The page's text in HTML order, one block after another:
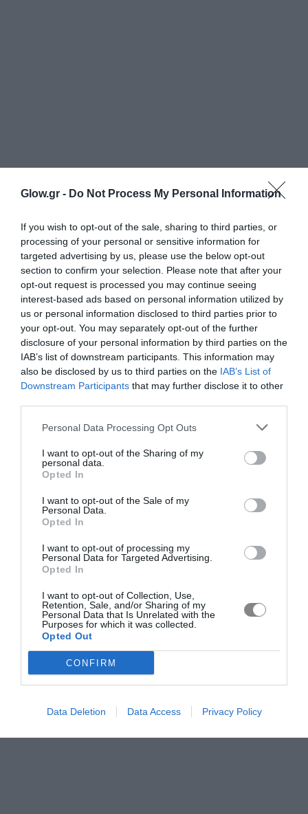
Glow.gr - Do Not Process My Personal Information
If you wish to opt-out of the sale, sharing to third parties, or
processing of your personal or sensitive information for
targeted advertising by us, please use the below opt-out
section to confirm your selection. Please note that after your
opt-out request is processed you may continue seeing
interest-based ads based on personal information utilized by
us or personal information disclosed to third parties prior to
your opt-out. You may separately opt-out of the further
disclosure of your personal information by third parties on the
IAB’s list of downstream participants. This information may
also be disclosed by us to third parties on the IAB’s List of
Downstream Participants that may further disclose it to other
Personal Data Processing Opt Outs
I want to opt-out of the Sharing of my
personal data.
Opted In
I want to opt-out of the Sale of my
Personal Data.
Opted In
I want to opt-out of processing my
Personal Data for Targeted Advertising.
Opted In
I want to opt-out of Collection, Use,
Retention, Sale, and/or Sharing of my
Personal Data that Is Unrelated with the
Purposes for which it was collected.
Opted Out
CONFIRM
Data Deletion Data Access Privacy Policy